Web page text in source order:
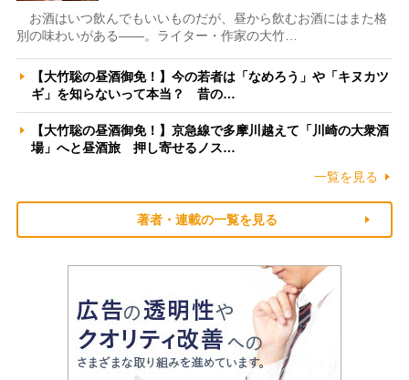
お酒はいつ飲んでもいいものだが、昼から飲むお酒にはまた格
別の味わいがある――。ライター・作家の大竹…
【大竹聡の昼酒御免！】今の若者は「なめろう」や「キヌカツ
ギ」を知らないって本当？ 昔の…
【大竹聡の昼酒御免！】京急線で多摩川越えて「川崎の大衆酒
場」へと昼酒旅 押し寄せるノス…
一覧を見る
著者・連載の一覧を見る